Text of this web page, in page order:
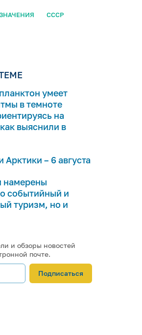
СССР
умеет
в темноте
на
выяснили в
Арктики – 6 августа
намерены
событийный и
туризм, но и
и обзоры новостей
почте.
Подписаться